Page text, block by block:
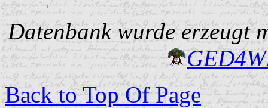
Datenbank wurde erzeugt
Back to Top Of Page